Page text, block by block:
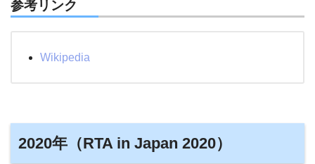
参考リンク
Wikipedia
2020年（RTA in Japan 2020）